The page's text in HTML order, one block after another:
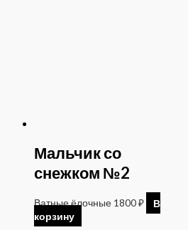
Мальчик со
снежком №2
Ватные ёлочные 1800₽
В
корзину